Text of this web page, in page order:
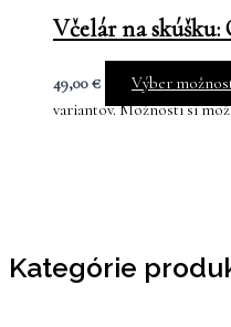
Kategórie
Včelár na skúšku:
49,00€ Výber
variantov. Možnosti si